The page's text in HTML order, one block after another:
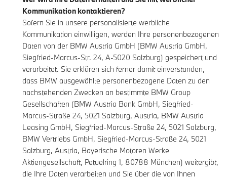
Kommunikation kontaktieren?
Sofern Sie in unsere personalisierte werbliche
Kommunikation einwilligen, werden Ihre personenbezogenen
Daten von der BMW Austria GmbH (BMW Austria GmbH,
Siegfried-Marcus-Str. 24, A-5020 Salzburg) gespeichert und
verarbeitet. Sie erklären sich ferner damit einverstanden,
dass BMW ausgewählte personenbezogene Daten zu den
nachstehenden Zwecken an bestimmte BMW Group
Gesellschaften (BMW Austria Bank GmbH, Siegfried-
Marcus-Straße 24, 5021 Salzburg, Austria, BMW Austria
Leasing GmbH, Siegfried-Marcus-Straße 24, 5021 Salzburg,
BMW Vertriebs GmbH, Siegfried-Marcus-Straße 24, 5021
Salzburg, Austria, Bayerische Motoren Werke
Aktiengesellschaft, Petuelring 1, 80788 München) weitergibt,
die Ihre Daten verarbeiten und Sie über die von Ihnen